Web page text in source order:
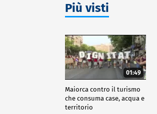
Più visti
01:49
Maiorca contro il turismo
che consuma case, acqua e
territorio